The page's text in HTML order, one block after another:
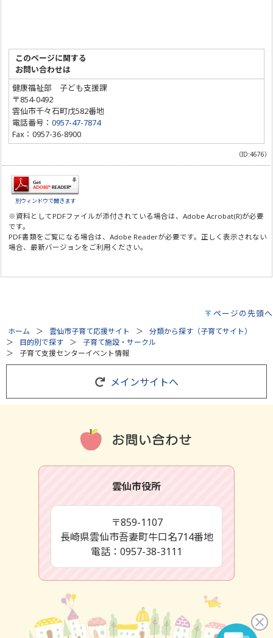
このページに関する
お問い合わせは
健康福祉部 子ども支援課
〒854-0492
雲仙市千々石町戊582番地
電話番号：0957-47-7874
Fax：0957-36-8900
（ID:4676）
別ウィンドウで開きます
※資料としてPDFファイルが添付されている場合は、Adobe Acrobat(R)が必要
です。
PDF書類をご覧になる場合は、Adobe Readerが必要です。正しく表示されない
場合、最新バージョンをご利用ください。
ページの先頭へ
ホーム 雲仙市子育て応援サイト
分類から探す（子育てサイト）
目的別で探す
子育て施設・サークル
子育て支援センターイベント情報
メインサイトへ
雲仙市役所
〒859-1107
長崎県雲仙市吾妻町牛口名714番地
電話：0957-38-3111